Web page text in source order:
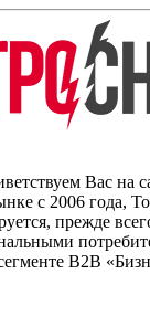
Вас на
с 2006 года,
прежде
B2B